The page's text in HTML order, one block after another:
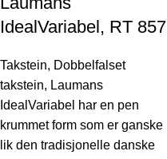
IdealVariabel, RT 857
Takstein, Dobbelfalset
takstein, Laumans
IdealVariabel har en pen
krummet form som er ganske
lik den tradisjonelle danske